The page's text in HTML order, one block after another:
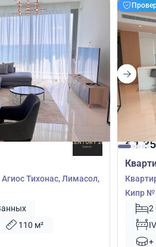
Тихонас, Лимасол,
110 м²
€1
Кипр №
2